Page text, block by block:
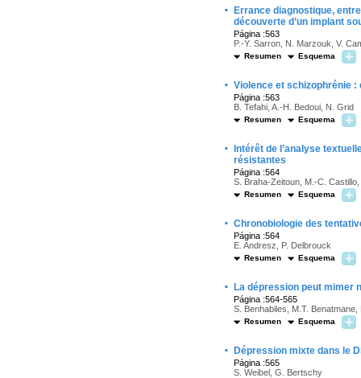
·
Errance diagnostique,
découverte d’un implant
Página :563
P.-Y. Sarron, N. Marzouk, V.
Resumen Esquema
· Violence et schizophrénie :
Página :563
B. Tefahi, A.-H. Bedoui, N. Grid
Resumen Esquema
·
Intérêt de l’analyse
résistantes
Página :564
S. Braha-Zeitoun, M.-C.
Resumen Esquema
· Chronobiologie des
Página :564
E. Andresz, P. Delbrouck
Resumen Esquema
· La dépression peut mimer
Página :564-565
S. Benhabiles, M.T.
Resumen Esquema
· Dépression mixte dans le
Página :565
S. Weibel, G. Bertschy